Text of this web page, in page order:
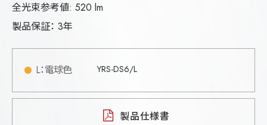
全光束参考値: 520 lm
製品保証： 3年
L：電球色 YRS-DS6/L
製品仕様書